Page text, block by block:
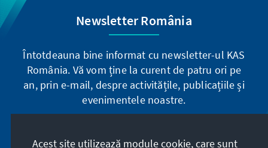
Newsletter România
Întotdeauna bine informat cu newsletter-ul KAS
România. Vă vom ține la curent de patru ori pe
an, prin e-mail, despre activitățile, publicațiile și
evenimentele noastre.
Acest site utilizează module cookie, care sunt